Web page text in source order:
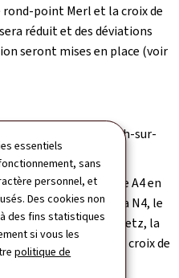
essentiels
sans
personnel, et
Des cookies non
des fins statistiques
si vous les
politique de
point Merl et la croix de
réduit et des déviations
seront mises en place (voir
en direction d'Esch-sur-
accéder l'autoroute A4 en
déviés via la N56, la N4, le
l'A3 en direction de Metz, la
de la Belgique et la croix de